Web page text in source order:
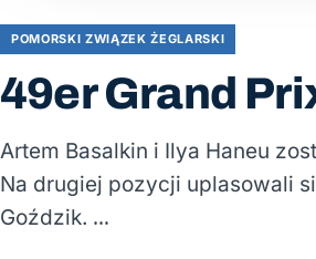
POMORSKI ZWIĄZEK ŻEGLARSKI
49er Grand
Artem Basalkin i Ilya Haneu
Na drugiej pozycji uplasowali
Goździk. …